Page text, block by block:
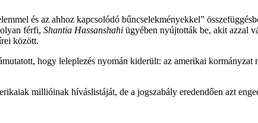
és az ahhoz kapcsolódó bűncselekményekkel”
férfi, Shantia Hassanshahi ügyében nyújtották be, akit azzal
között.
hogy leleplezés nyomán kiderült: az amerikai kormányzat
millióinak híváslistáját, de a jogszabály eredendően azt